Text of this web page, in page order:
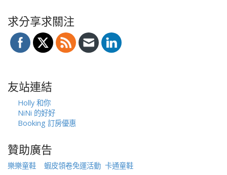
求分享求關注
友站連結
Holly 和你
NiNi 的好好
Booking 訂房優惠
贊助廣告
樂樂童鞋 蝦皮領卷免運活動 卡通童鞋